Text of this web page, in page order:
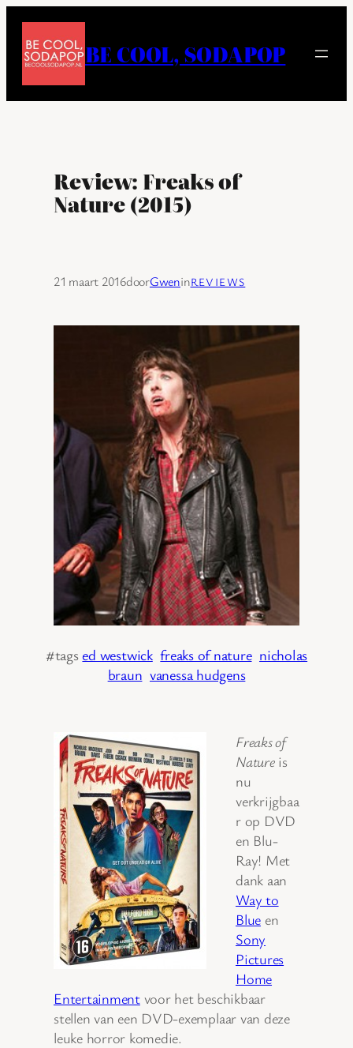
naar
inhoud
BE COOL, SODAPOP
Review: Freaks of
Nature (2015)
21 maart 2016doorGweninREVIEWS
#tagsed westwick freaks of nature nicholas
braun vanessa hudgens
Freaks of
Natureis
nu
verkrijgbaa
r op DVD
en Blu-
Ray! Met
dank aan
Way to
Blue en
Sony
Pictures
Home
Entertainmentvoor het beschikbaar
stellen van een DVD-exemplaar van deze
leuke horror komedie.